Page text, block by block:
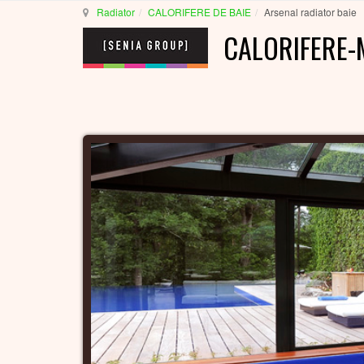
Radiator CALORIFERE DE BAIE Arsenal radiator baie